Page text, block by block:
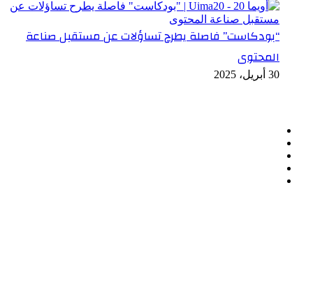
“بودكاست” فاصلة يطرح تساؤلات عن مستقبل صناعة
المحتوى
30 أبريل، 2025